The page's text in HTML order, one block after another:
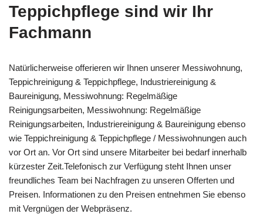
Teppichpflege sind wir Ihr
Fachmann
Natürlicherweise offerieren wir Ihnen unserer Messiwohnung,
Teppichreinigung & Teppichpflege, Industriereinigung &
Baureinigung, Messiwohnung: Regelmäßige
Reinigungsarbeiten, Messiwohnung: Regelmäßige
Reinigungsarbeiten, Industriereinigung & Baureinigung ebenso
wie Teppichreinigung & Teppichpflege / Messiwohnungen auch
vor Ort an. Vor Ort sind unsere Mitarbeiter bei bedarf innerhalb
kürzester Zeit.Telefonisch zur Verfügung steht Ihnen unser
freundliches Team bei Nachfragen zu unseren Offerten und
Preisen. Informationen zu den Preisen entnehmen Sie ebenso
mit Vergnügen der Webpräsenz.